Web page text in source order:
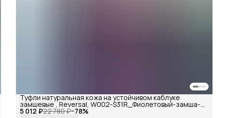
5 012 ₽22 780 ₽−78%
Туфли натуральная кожа на устойчивом каблуке
замшевые , Reversal, W002-S31R_Фиолетовый-замша-
(Черный)-37